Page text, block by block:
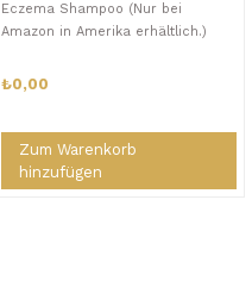
Eczema Shampoo (Nur bei
Amazon in Amerika erhältlich.)
₺0,00
Zum Warenkorb
hinzufügen